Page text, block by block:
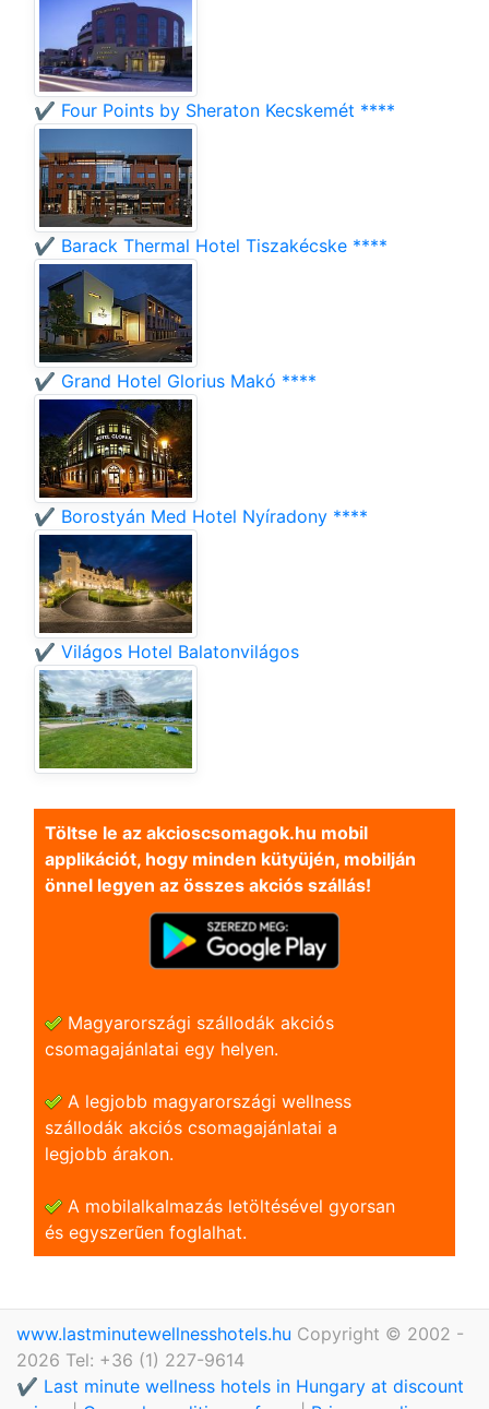
✔️ Four Points by Sheraton Kecskemét ****
✔️ Barack Thermal Hotel Tiszakécske ****
✔️ Grand Hotel Glorius Makó ****
✔️ Borostyán Med Hotel Nyíradony ****
✔️ Világos Hotel Balatonvilágos
Töltse le az akcioscsomagok.hu mobil
applikációt, hogy minden kütyüjén, mobilján
önnel legyen az összes akciós szállás!
Magyarországi szállodák akciós
csomagajánlatai egy helyen.
A legjobb magyarországi wellness
szállodák akciós csomagajánlatai a
legjobb árakon.
A mobilalkalmazás letöltésével gyorsan
és egyszerũen foglalhat.
www.lastminutewellnesshotels.hu Copyright © 2002 -
2026 Tel: +36 (1) 227-9614
✔️ Last minute wellness hotels in Hungary at discount